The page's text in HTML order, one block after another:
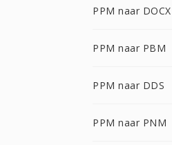
PPM naar DOCX
PPM naar PBM
PPM naar DDS
PPM naar PNM